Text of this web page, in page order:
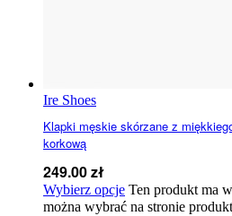
Ire Shoes
Klapki męskie skórzane z
korkową
249.00zł
Wybierz opcje Ten produkt ma
można wybrać na stronie